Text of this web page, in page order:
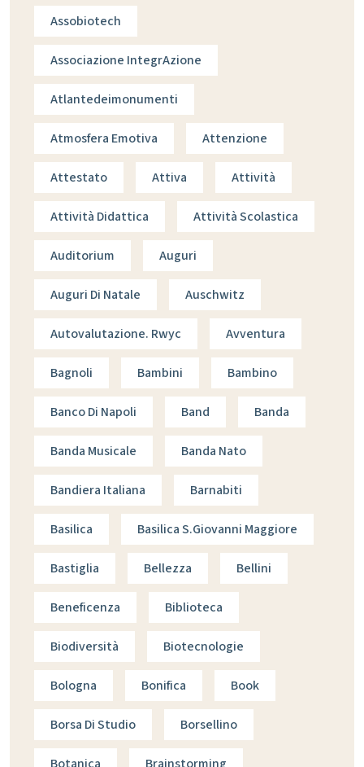
Assobiotech
Associazione IntegrAzione
Atlantedeimonumenti
Atmosfera Emotiva Attenzione
Attestato Attiva Attività
Attività Didattica Attività Scolastica
Auditorium Auguri
Auguri Di Natale Auschwitz
Autovalutazione. Rwyc Avventura
Bagnoli Bambini Bambino
Banco Di Napoli Band Banda
Banda Musicale Banda Nato
Bandiera Italiana Barnabiti
Basilica Basilica S.giovanni Maggiore
Bastiglia Bellezza Bellini
Beneficenza Biblioteca
Biodiversità Biotecnologie
Bologna Bonifica Book
Borsa Di Studio Borsellino